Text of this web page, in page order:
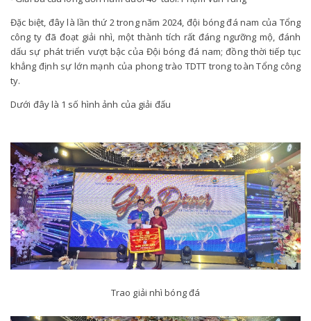
Đặc biệt, đây là lần thứ 2 trong năm 2024, đội bóng đá nam của Tổng
công ty đã đoạt giải nhì, một thành tích rất đáng ngưỡng mộ, đánh
dấu sự phát triển vượt bậc của Đội bóng đá nam; đồng thời tiếp tục
khẳng định sự lớn mạnh của phong trào TDTT trong toàn Tổng công
ty.
Dưới đây là 1 số hình ảnh của giải đấu
Trao giải nhì bóng đá